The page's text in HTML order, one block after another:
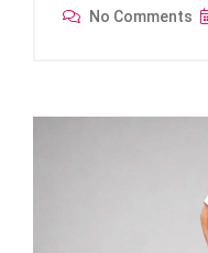
No Comments